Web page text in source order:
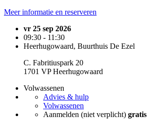
Meer informatie en reserveren
vr 25 sep 2026
09:30 - 11:30
Heerhugowaard, Buurthuis De Ezel
C. Fabritiuspark 20
1701 VP Heerhugowaard
Volwassenen
Advies & hulp
Volwassenen
Aanmelden (niet verplicht) gratis